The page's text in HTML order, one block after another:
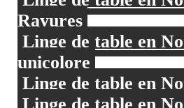
Rayures
Linge de table en
unicolore
Linge de table en